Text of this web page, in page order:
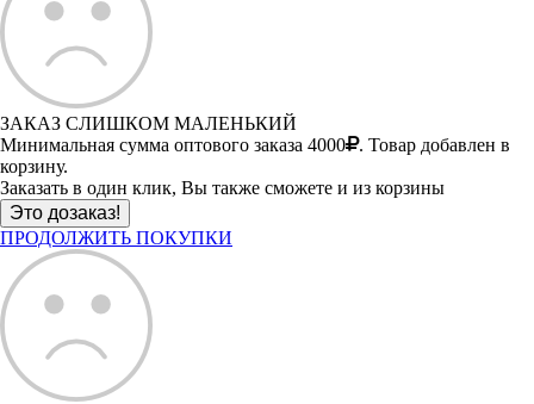
ЗАКАЗ СЛИШКОМ МАЛЕНЬКИЙ
Минимальная сумма оптового заказа 4000
. Товар добавлен в
корзину.
Заказать в один клик, Вы также сможете и из корзины
ПРОДОЛЖИТЬ ПОКУПКИ